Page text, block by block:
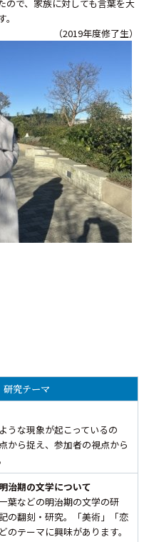
ので、家族に対しても言葉を大
（2019年度修了生）
研究テーマ
うな現象が起こっているの
から捉え、参加者の視点から
治期の文学について
葉などの明治期の文学の研
の翻刻・研究。「美術」「恋
のテーマに興味があります。